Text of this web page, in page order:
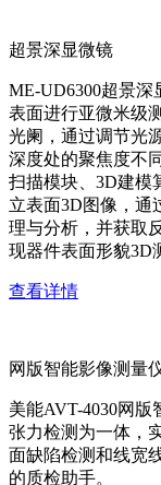
超景深显微镜
ME-UD6300超景
表面进行亚微米级
光阑，通过调节光
深度处的聚焦度不
扫描模块、3D建模
立表面3D图像，通
理与分析，并获取
现器件表面形貌3D
查看详情
网版智能影像测量
美能AVT-4030网版
张力检测为一体，
面缺陷检测和线宽
的质检助手。